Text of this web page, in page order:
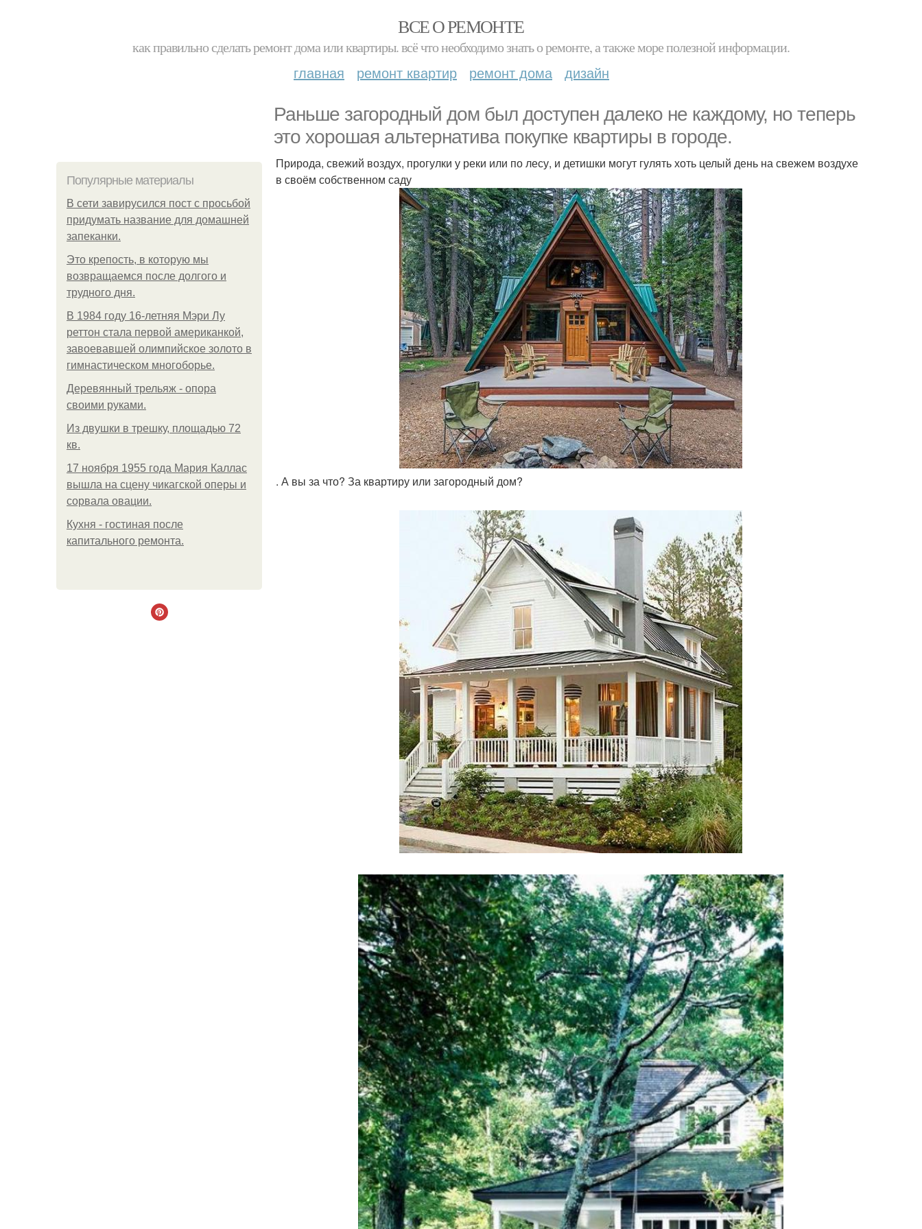
ВСЕ О РЕМОНТЕ
как правильно сделать ремонт дома или квартиры. всё что необходимо знать о ремонте, а также море полезной информации.
главная ремонт квартир ремонт дома дизайн
Раньше загородный дом был доступен далеко не каждому, но теперь
это хорошая альтернатива покупке квартиры в городе.
Популярные материалы
В сети завирусился пост с просьбой
придумать название для домашней
запеканки.
Это крепость, в которую мы
возвращаемся после долгого и
трудного дня.
В 1984 году 16-летняя Мэри Лу
реттон стала первой американкой,
завоевавшей олимпийское золото в
гимнастическом многоборье.
Деревянный трельяж - опора
своими руками.
Из двушки в трешку, площадью 72
кв.
17 ноября 1955 года Мария Каллас
вышла на сцену чикагской оперы и
сорвала овации.
Кухня - гостиная после
капитального ремонта.
Природа, свежий воздух, прогулки у реки или по лесу, и детишки могут гулять хоть целый день на свежем воздухе
в своём собственном саду
. А вы за что? За квартиру или загородный дом?